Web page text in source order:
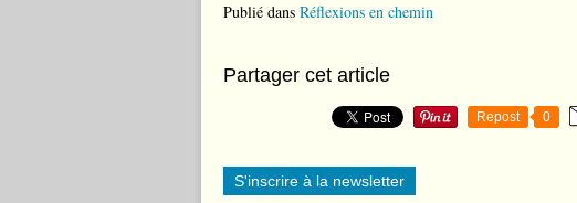
Publié dans Réflexions en chemin
Partager cet article
Repost 0
S'inscrire à la newsletter